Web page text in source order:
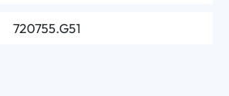
720755.G51